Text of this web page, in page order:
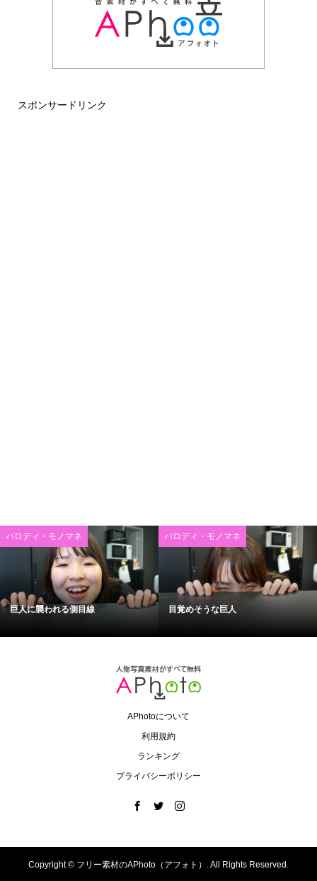
スポンサードリンク
パロディ・モノマネ
巨人に襲われる側目線
パロディ・モノマネ
目覚めそうな巨人
APhotoについて
利用規約
ランキング
プライバシーポリシー
Copyright © フリー素材のAPhoto（アフォト）. All Rights Reserved.